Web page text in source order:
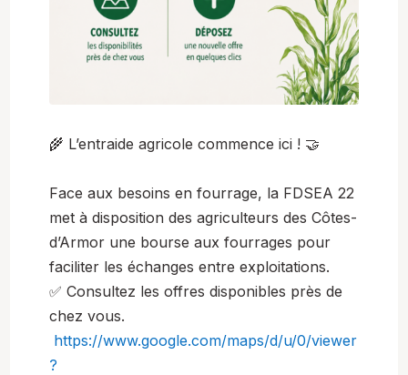
🌾 L’entraide agricole commence ici ! 🤝
Face aux besoins en fourrage, la FDSEA 22
met à disposition des agriculteurs des Côtes-
d’Armor une bourse aux fourrages pour
faciliter les échanges entre exploitations.
✅ Consultez les offres disponibles près de
chez vous.
https://www.google.com/maps/d/u/0/viewer
?